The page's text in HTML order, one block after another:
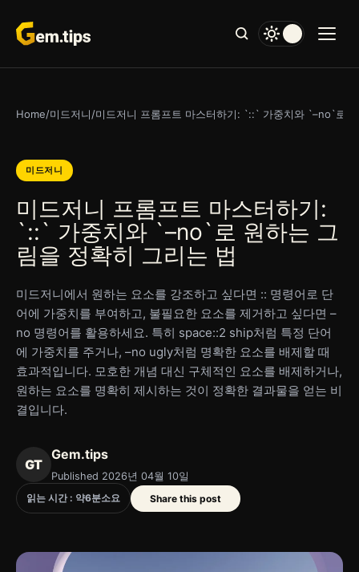
문
로
뛰
Home/미드저니/미드저니 프롬프트 마스터하기: `::` 가중치와 `–no`로
미드저니
미드저니 프롬프트 마스터하기:
`::` 가중치와 `–no`로 원하는 그
림을 정확히 그리는 법
미드저니에서 원하는 요소를 강조하고 싶다면 :: 명령어로 단
어에 가중치를 부여하고, 불필요한 요소를 제거하고 싶다면 –
no 명령어를 활용하세요. 특히 space::2 ship처럼 특정 단어
에 가중치를 주거나, –no ugly처럼 명확한 요소를 배제할 때
효과적입니다. 모호한 개념 대신 구체적인 요소를 배제하거나,
원하는 요소를 명확히 제시하는 것이 정확한 결과물을 얻는 비
결입니다.
GT
Gem.tips
Published 2026년 04월 10일
읽는 시간 : 약6분소요 Share this post